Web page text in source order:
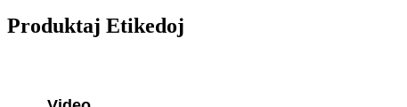
Produktaj Etikedoj